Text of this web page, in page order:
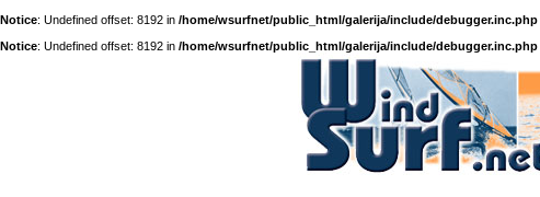
Notice: Undefined offset: 8192 in /home/wsurfnet/public_html/galerija/include/debugger.inc.php
Notice: Undefined offset: 8192 in /home/wsurfnet/public_html/galerija/include/debugger.inc.php